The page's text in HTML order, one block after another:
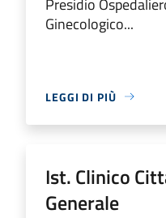
Ginecologico...
LEGGI DI PIÙ
Ist. Clinico
Generale